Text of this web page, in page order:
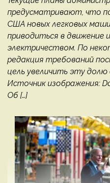
предусматривают, что
США новых легковых
приводиться в движение
электричеством. По
редакция требований
цель увеличить эту долю
Источник изображения:
Об […]